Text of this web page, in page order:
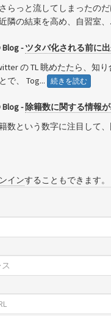
らっと流してしまったの
隣の結束を高め、自習室、
Blog -ツタバ化される前に
の TL 眺めたたら、知
で、 Tog...
続きを読む
Blog -除籍数に関する情報
数という数字に注目して
インすることもできます。